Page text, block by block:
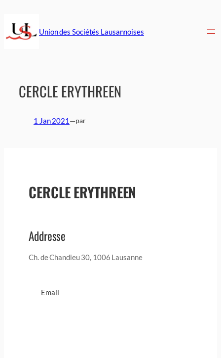
contenu
Union des Sociétés Lausannoises
CERCLE ERYTHREEN
1 Jan 2021 —par
CERCLE ERYTHREEN
Addresse
Ch. de Chandieu 30, 1006 Lausanne
Email